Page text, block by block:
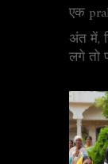
एक
अंत में,
लगे तो